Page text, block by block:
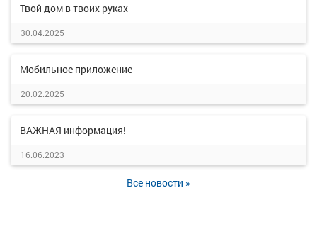
Твой дом в твоих руках
30.04.2025
Мобильное приложение
20.02.2025
ВАЖНАЯ информация!
16.06.2023
Все новости »